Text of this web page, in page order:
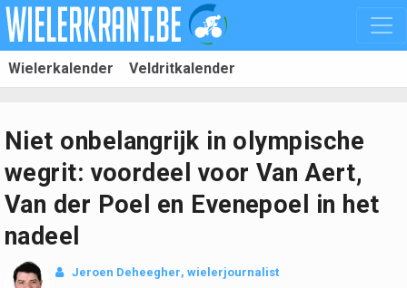
Wielerkalender Veldritkalender
Niet onbelangrijk in olympische
wegrit: voordeel voor Van Aert,
Van der Poel en Evenepoel in het
nadeel
Jeroen Deheegher, wielerjournalist